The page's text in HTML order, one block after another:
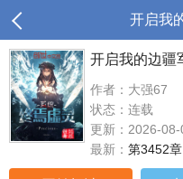
开启我
开启我的边疆
作者：大强67
状态：连载
更新：2026-
最新： 第3452